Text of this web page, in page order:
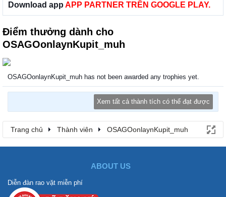
Download app APP PARTNER TRÊN GOOGLE PLAY.
Điểm thưởng dành cho
OSAGOonlaynKupit_muh
OSAGOonlaynKupit_muh has not been awarded any trophies yet.
Xem tất cả thành tích có thể đạt được
Trang chủ Thành viên OSAGOonlaynKupit_muh
ABOUT US
Diễn đàn rao vặt miễn phí